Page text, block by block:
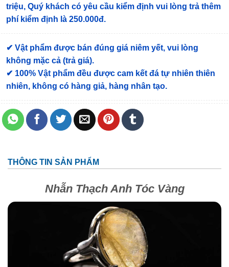
triệu, Quý khách có yêu cầu kiểm định vui lòng trả thêm
phí kiểm định là 250.000đ.
✔ Vật phẩm được bán đúng giá niêm yết, vui lòng
không mặc cả (trả giá).
✔ 100% Vật phẩm đều được cam kết đá tự nhiên thiên
nhiên, không có hàng giả, hàng nhân tạo.
THÔNG TIN SẢN PHẨM
Nhẫn Thạch Anh Tóc Vàng